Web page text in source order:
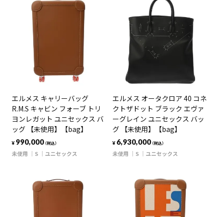
エルメス キャリーバッグ
R.M.S キャビン フォーブ トリ
ヨンレガット ユニセックス バ
ッグ 【未使用】【bag】
¥ 990,000（税込）
未使用 S ユニセックス
エルメス オータクロア 40 コネ
クトザドット ブラック エヴァ
ーグレイン ユニセックス バッ
グ 【未使用】【bag】
¥ 6,930,000（税込）
未使用 S ユニセックス